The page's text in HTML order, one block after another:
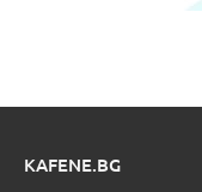
KAFENE.BG